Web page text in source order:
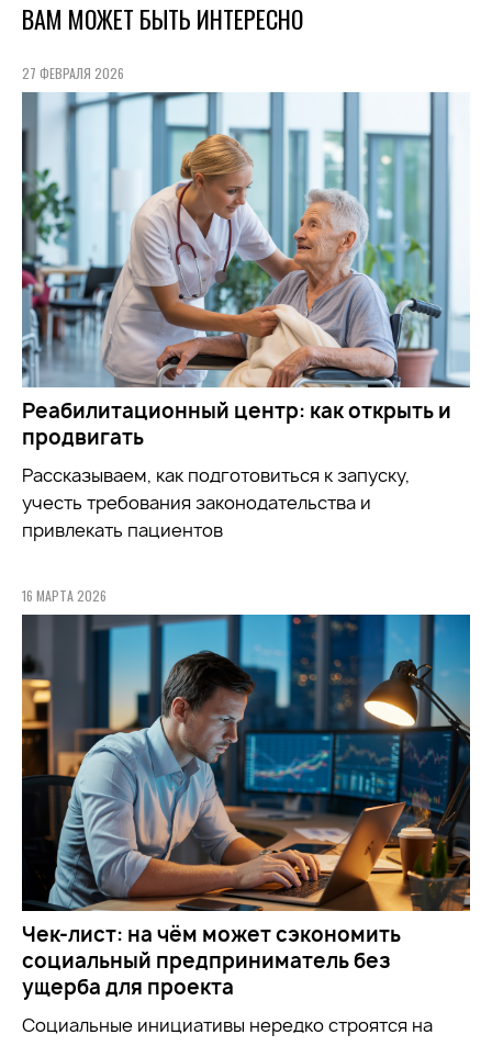
ВАМ МОЖЕТ БЫТЬ ИНТЕРЕСНО
27 ФЕВРАЛЯ 2026
Реабилитационный центр: как открыть и
продвигать
Рассказываем, как подготовиться к запуску,
учесть требования законодательства и
привлекать пациентов
16 МАРТА 2026
Чек-лист: на чём может сэкономить
социальный предприниматель без
ущерба для проекта
Социальные инициативы нередко строятся на